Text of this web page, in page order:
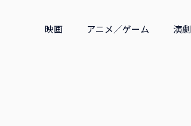
映画 アニメ／ゲーム 演劇